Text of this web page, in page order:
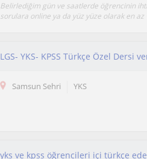
Belirlediğim gün ve saatlerde öğrencinin
sorulara online ya da yüz yüze olarak en az
LGS- YKS- KPSS Türkçe Özel Dersi
Samsun Sehri YKS